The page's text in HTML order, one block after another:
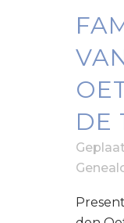
DE